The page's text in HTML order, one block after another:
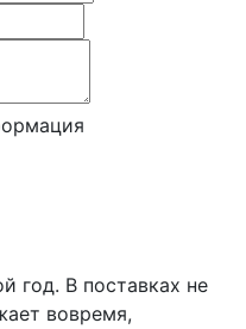
год. В поставках не
вовремя,